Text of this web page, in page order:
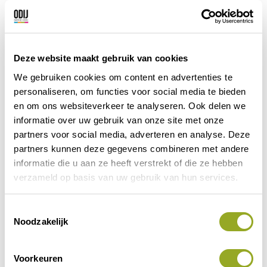
Deze website maakt gebruik van cookies
We gebruiken cookies om content en advertenties te
personaliseren, om functies voor social media te bieden
en om ons websiteverkeer te analyseren. Ook delen we
informatie over uw gebruik van onze site met onze
partners voor social media, adverteren en analyse. Deze
partners kunnen deze gegevens combineren met andere
informatie die u aan ze heeft verstrekt of die ze hebben
verzameld op basis van uw gebruik van hun services.
Noodzakelijk
Voorkeuren
Vorige korting Volgende korting
Contactinformatie